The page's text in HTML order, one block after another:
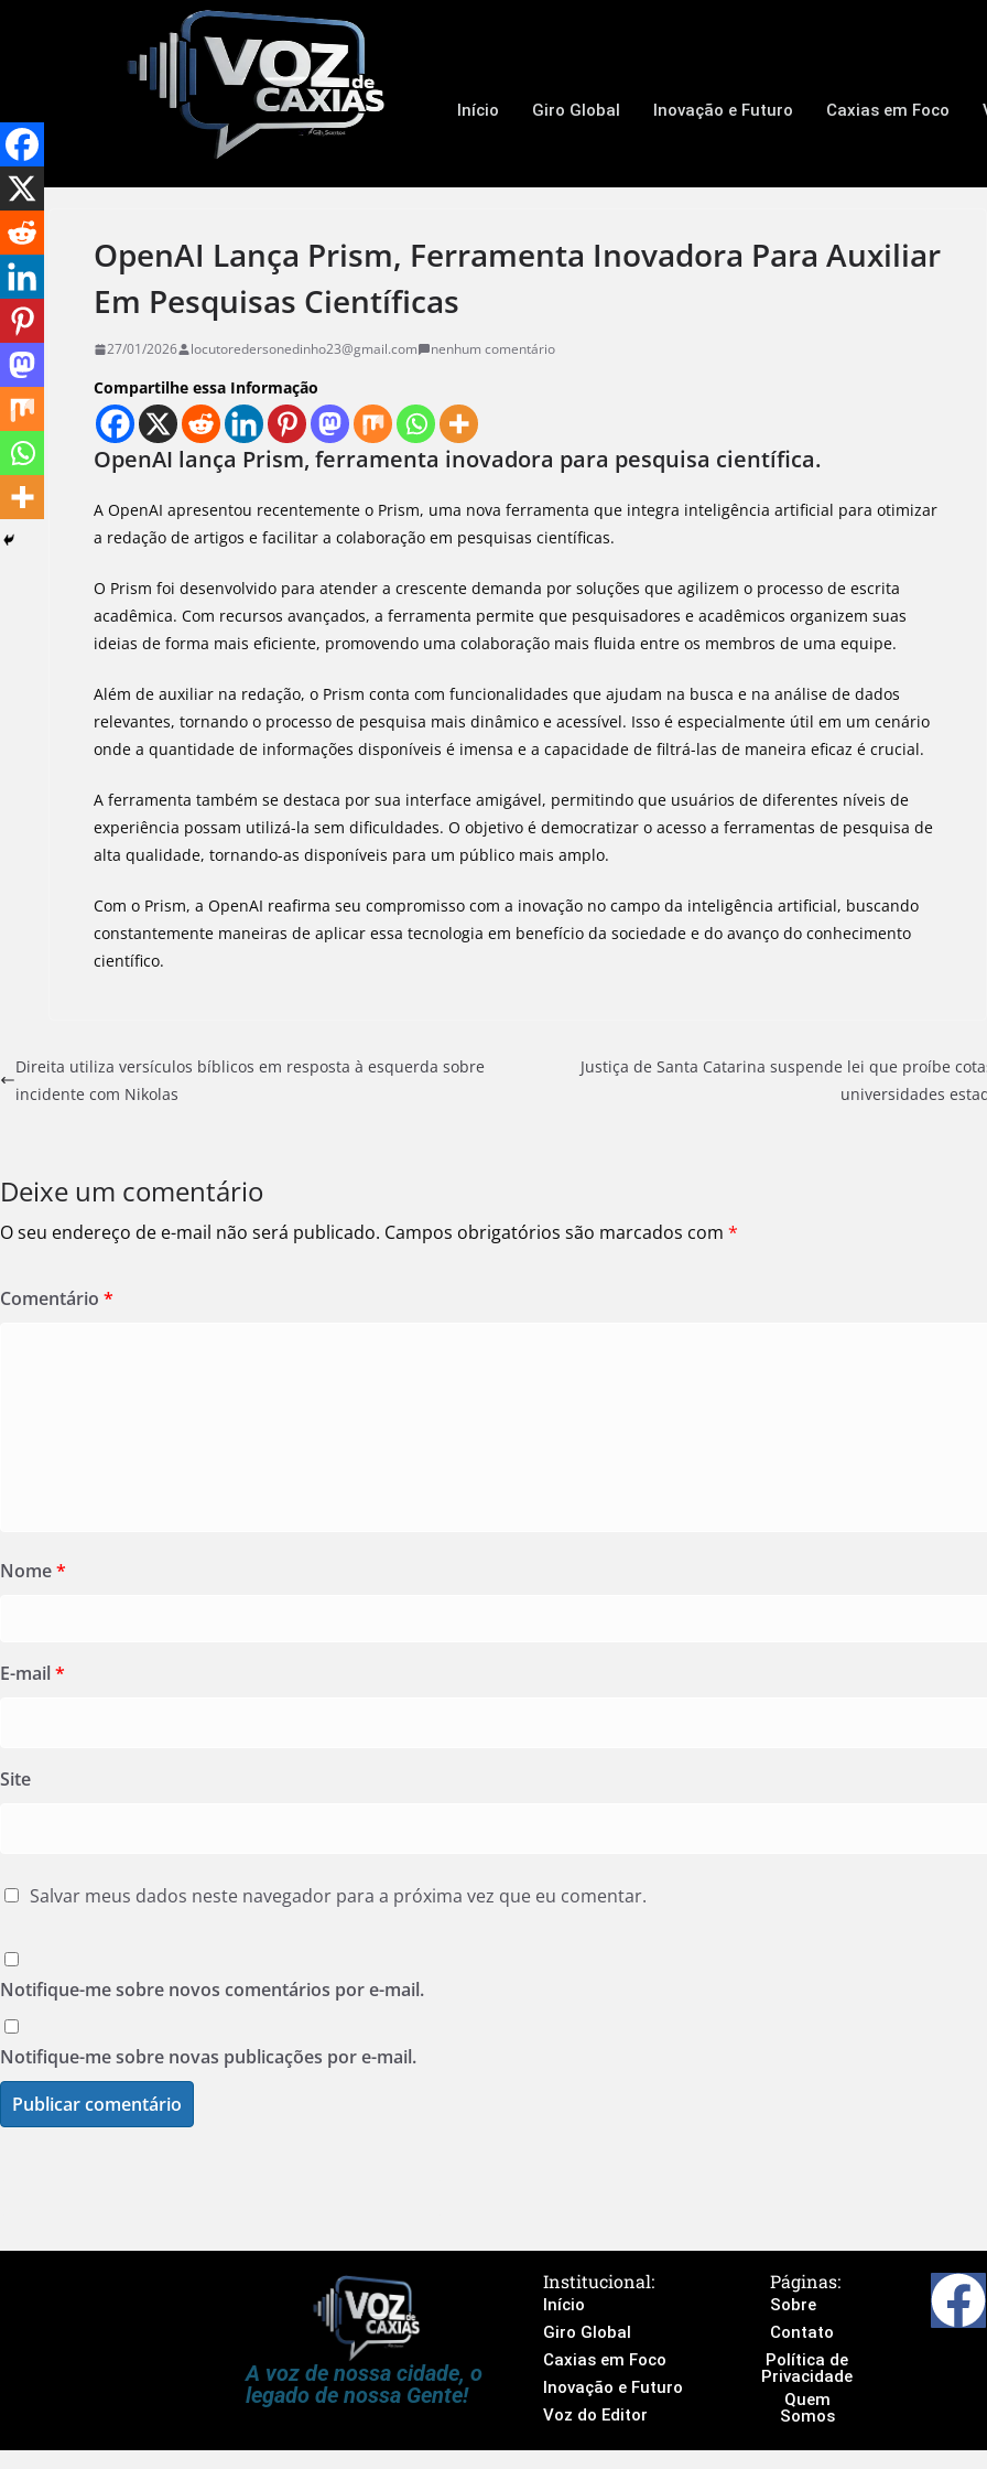
Início Giro Global Inovação e Futuro Caxias em Foco
OpenAI Lança Prism, Ferramenta Inovadora Para Auxiliar
Em Pesquisas Científicas
27/01/2026 locutoredersonedinho23@gmail.com nenhum comentário
Compartilhe essa Informação
OpenAI lança Prism, ferramenta inovadora para pesquisa científica.
A OpenAI apresentou recentemente o Prism, uma nova ferramenta que integra inteligência artificial para otimizar
a redação de artigos e facilitar a colaboração em pesquisas científicas.
O Prism foi desenvolvido para atender a crescente demanda por soluções que agilizem o processo de escrita
acadêmica. Com recursos avançados, a ferramenta permite que pesquisadores e acadêmicos organizem suas
ideias de forma mais eficiente, promovendo uma colaboração mais fluida entre os membros de uma equipe.
Além de auxiliar na redação, o Prism conta com funcionalidades que ajudam na busca e na análise de dados
relevantes, tornando o processo de pesquisa mais dinâmico e acessível. Isso é especialmente útil em um cenário
onde a quantidade de informações disponíveis é imensa e a capacidade de filtrá-las de maneira eficaz é crucial.
A ferramenta também se destaca por sua interface amigável, permitindo que usuários de diferentes níveis de
experiência possam utilizá-la sem dificuldades. O objetivo é democratizar o acesso a ferramentas de pesquisa de
alta qualidade, tornando-as disponíveis para um público mais amplo.
Com o Prism, a OpenAI reafirma seu compromisso com a inovação no campo da inteligência artificial, buscando
constantemente maneiras de aplicar essa tecnologia em benefício da sociedade e do avanço do conhecimento
científico.
Direita utiliza versículos bíblicos em resposta à esquerda sobre
incidente com Nikolas
Justiça de Santa Catarina suspende lei que proíbe
universidades
Deixe um comentário
O seu endereço de e-mail não será publicado. Campos obrigatórios são marcados com *
Comentário *
Nome*
E-mail*
Site
Salvar meus dados neste navegador para a próxima vez que eu comentar.
Notifique-me sobre novos comentários por e-mail.
Notifique-me sobre novas publicações por e-mail.
A voz de nossa cidade, o
legado de nossa Gente!
Institucional:
Início
Giro Global
Caxias em Foco
Inovação e Futuro
Voz do Editor
Páginas:
Sobre
Contato
Política de
Privacidade
Quem
Somos